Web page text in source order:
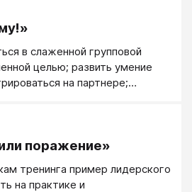
в слаженной групповой
целью; развить умение
на партнере;
препятствующие эффективной
поражение»
тренинга пример лидерского
на практике и